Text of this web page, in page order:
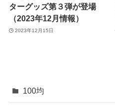
ターグッズ第３弾が登場
（2023年12月情報）
2023年12月15日
100均